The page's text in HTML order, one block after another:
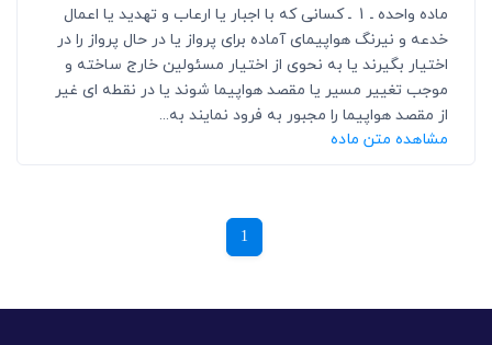
ماده واحده ـ 1 ـ کسانی که با اجبار یا ارعاب و تهدید یا اعمال
خدعه و نیرنگ هواپیمای آماده برای پرواز یا در حال پرواز را در
اختیار بگیرند یا به نحوی از اختیار مسئولین خارج ساخته و
موجب تغییر مسیر یا مقصد هواپیما شوند یا در نقطه ای غیر
از مقصد هواپیما را مجبور به فرود نمایند به...
مشاهده متن ماده
1